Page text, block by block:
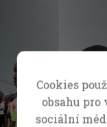
Cookies
obsahu
sociální